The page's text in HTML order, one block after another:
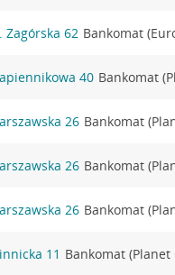
Zagórska 62 Bankomat
40 Bankomat
26 Bankomat
26 Bankomat
26 Bankomat
11 Bankomat (Planet